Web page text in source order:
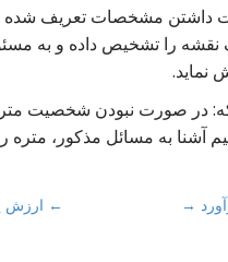
داشتن مشخصات تعریف شده
را تشخیص داده و به
نماید.
در صورت نبودن شخصیت
آشنا به مسائل مذکور، متره
← ارزش
→